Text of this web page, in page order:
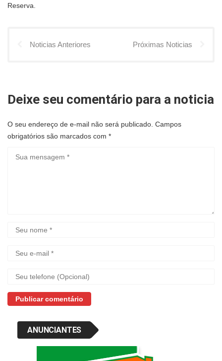
Reserva.
Noticias Anteriores Próximas Noticias
Deixe seu comentário para a noticia
O seu endereço de e-mail não será publicado. Campos
obrigatórios são marcados com *
ANUNCIANTES